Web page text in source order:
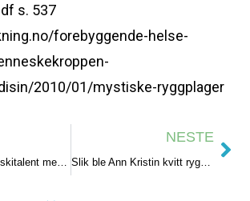
s. 537
forebyggende-helse-
2010/01/mystiske-ryggplager
Osteopati hjalp skitalent med melkesyreproblematikk
NESTE
Slik ble Ann Kristin kvitt ryggplagene- sitte godt er viktig for ryggen